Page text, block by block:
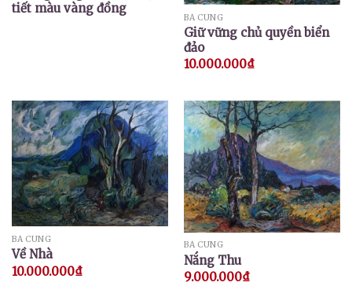
tiết màu vàng đồng
BÁ CUNG
Giữ vững chủ quyền biển
đảo
10.000.000₫
BÁ CUNG
Về Nhà
10.000.000₫
BÁ CUNG
Nắng Thu
9.000.000₫